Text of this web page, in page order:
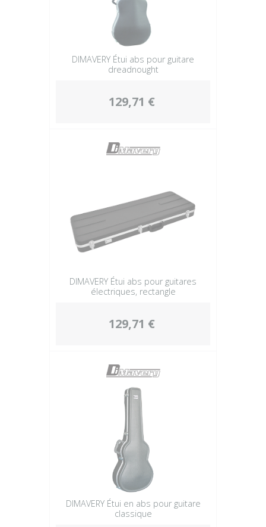
DIMAVERY Étui abs pour guitare
dreadnought
129,71 €
DIMAVERY Étui abs pour guitares
électriques, rectangle
129,71 €
DIMAVERY Étui en abs pour guitare
classique